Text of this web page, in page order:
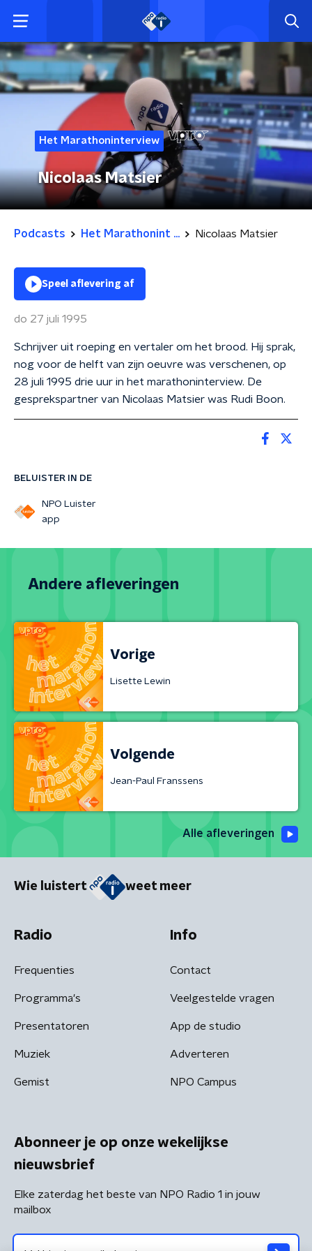
Het Marathoninterview
Nicolaas Matsier
Podcasts Het Marathonint ... Nicolaas Matsier
BELUISTER IN DE
NPO Luister
app
Speel aflevering af
do 27 juli 1995
Schrijver uit roeping en vertaler om het brood. Hij sprak,
nog voor de helft van zijn oeuvre was verschenen, op
28 juli 1995 drie uur in het marathoninterview. De
gesprekspartner van Nicolaas Matsier was Rudi Boon.
Andere afleveringen
Vorige
Lisette Lewin
Volgende
Jean-Paul Franssens
Alle afleveringen
Wie luistert weet meer
Radio
Frequenties
Programma's
Presentatoren
Muziek
Gemist
Info
Contact
Veelgestelde vragen
App de studio
Adverteren
NPO Campus
Abonneer je op onze wekelijkse
nieuwsbrief
Elke zaterdag het beste van NPO Radio 1 in jouw
mailbox